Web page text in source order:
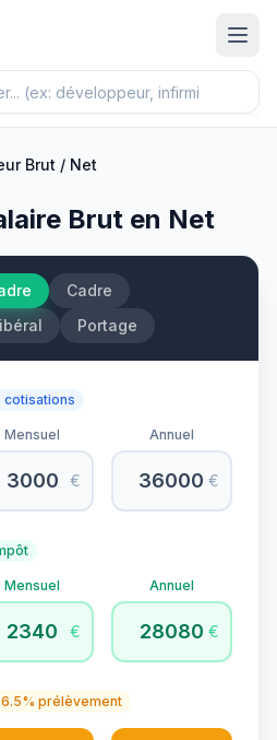
Brut / Net
Brut en Net
Cadre
Portage
cotisations
Mensuel
€
Annuel
€
Mensuel
€
Annuel
€
6.5% prélèvement